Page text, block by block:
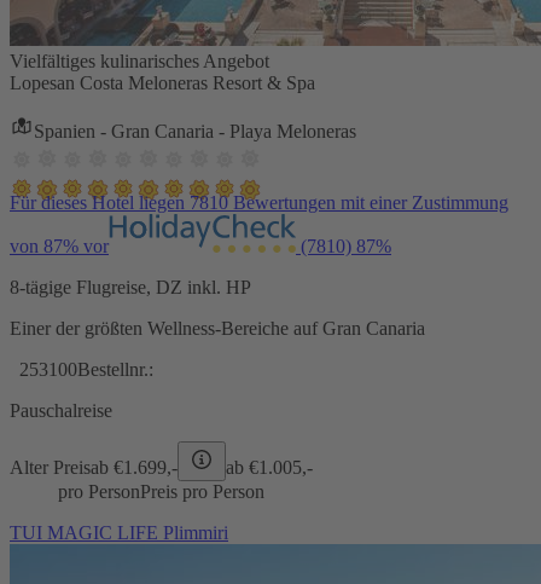
Vielfältiges kulinarisches Angebot
Lopesan Costa Meloneras Resort & Spa
Spanien - Gran Canaria - Playa Meloneras
Für dieses Hotel liegen 7810 Bewertungen mit einer Zustimmung
von 87% vor (7810) 87%
8-tägige Flugreise, DZ inkl. HP
Einer der größten Wellness-Bereiche auf Gran Canaria
253100Bestellnr.:
Pauschalreise
Alter Preisab €1.699,- ab €1.005,-
pro PersonPreis pro Person
TUI MAGIC LIFE Plimmiri